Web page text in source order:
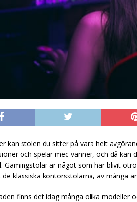
kan stolen du sitter på vara helt
och spelar med vänner, och då
Gamingstolar är något som har blivit
klassiska kontorsstolarna, av många
finns det idag många olika modeller